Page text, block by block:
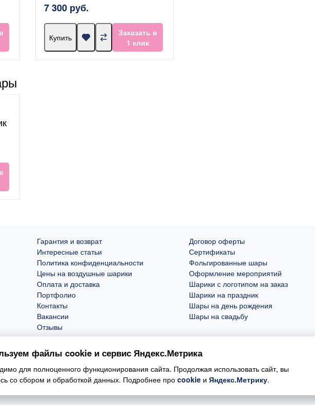
7 300 руб.
Купить
Заказать в
1 клик
Гарантия и возврат
Интересные статьи
Политика конфиденциальности
Цены на воздушные шарики
Оплата и доставка
Портфолио
Контакты
Вакансии
Отзывы
Договор оферты
Сертификаты
Фольгированные шары
Оформление мероприятий
Шарики с логотипом на заказ
Шарики на праздник
Шары на день рождения
Шары на свадьбу
файлы cookie и сервис Яндекс.Метрика
для полноценного функционирования сайта. Продолжая использовать сайт, вы
со сбором и обработкой данных. Подробнее про cookie и Яндекс.Метрику.